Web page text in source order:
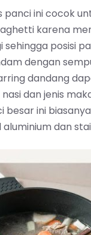
panci ini cocok
karena
sehingga posisi
dengan
dandang
dan jenis
besar ini
dan